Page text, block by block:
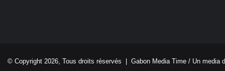
© Copyright 2026, Tous droits réservés | Gabon Media Time / Un media